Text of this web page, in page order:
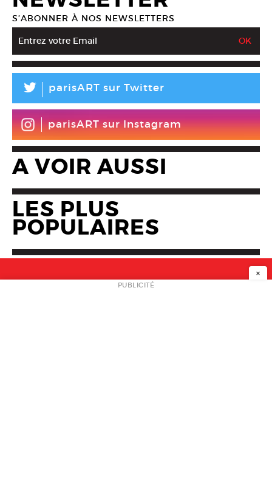
S’ABONNER À NOS NEWSLETTERS
L parisART sur Twitter
parisART sur Instagram
A VOIR AUSSI
LES PLUS
POPULAIRES
NEWSLETTER
×
PUBLICITÉ